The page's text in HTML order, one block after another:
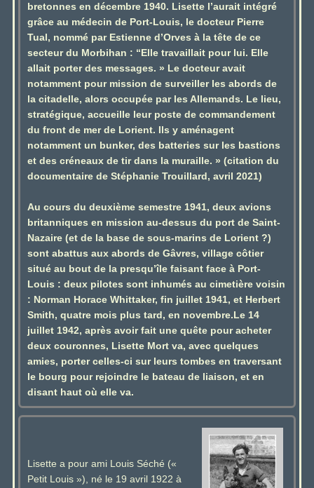
bretonnes en décembre 1940. Lisette l’aurait intégré
grâce au médecin de Port-Louis, le docteur Pierre
Tual, nommé par Estienne d’Orves à la tête de ce
secteur du Morbihan : “Elle travaillait pour lui. Elle
allait porter des messages. » Le docteur avait
notamment pour mission de surveiller les abords de
la citadelle, alors occupée par les Allemands. Le lieu,
stratégique, accueille leur poste de commandement
du front de mer de Lorient. Ils y aménagent
notamment un bunker, des batteries sur les bastions
et des créneaux de tir dans la muraille. » (citation du
documentaire de Stéphanie Trouillard, avril 2021)
Au cours du deuxième semestre 1941, deux avions
britanniques en mission au-dessus du port de Saint-
Nazaire (et de la base de sous-marins de Lorient ?)
sont abattus aux abords de Gâvres, village côtier
situé au bout de la presqu’île faisant face à Port-
Louis : deux pilotes sont inhumés au cimetière voisin
: Norman Horace Whittaker, fin juillet 1941, et Herbert
Smith, quatre mois plus tard, en novembre.Le 14
juillet 1942, après avoir fait une quête pour acheter
deux couronnes, Lisette Mort va, avec quelques
amies, porter celles-ci sur leurs tombes en traversant
le bourg pour rejoindre le bateau de liaison, et en
disant haut où elle va.
Lisette a pour ami Louis Séché («
Petit Louis »), né le 19 avril 1922 à